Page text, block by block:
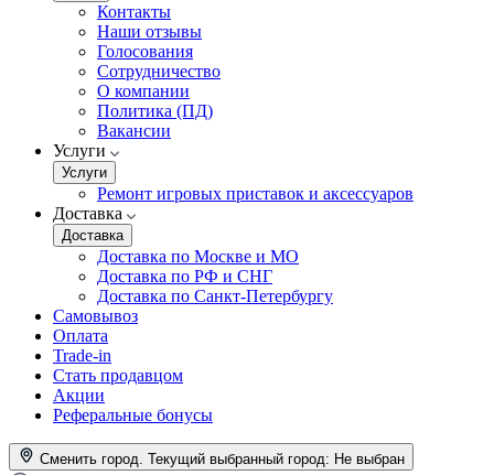
Контакты
Наши отзывы
Голосования
Сотрудничество
О компании
Политика (ПД)
Вакансии
Услуги
Услуги
Ремонт игровых приставок и аксессуаров
Доставка
Доставка
Доставка по Москве и МО
Доставка по РФ и СНГ
Доставка по Санкт-Петербургу
Самовывоз
Оплата
Trade-in
Стать продавцом
Акции
Реферальные бонусы
Сменить город. Текущий выбранный город: Не выбран